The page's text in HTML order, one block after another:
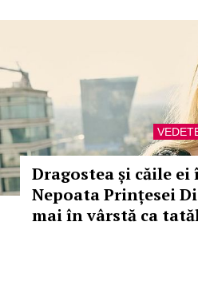
Dragostea și căile
Nepoata Prințesei
mai în vârstă ca